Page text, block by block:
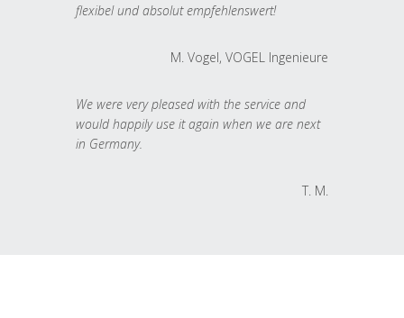
flexibel und absolut empfehlenswert!
M. Vogel, VOGEL Ingenieure
We were very pleased with the service and
would happily use it again when we are next
in Germany.
T. M.